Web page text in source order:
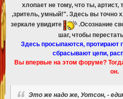
хлопает не тому, что ты,
,зритель, умный!". Здесь вы точно
зеркале увидите
.Осознание
шаг, чтобы
Здесь просыпаются, протирают
сбрасывают цепи,
Вы впервые на этом форуме?
он.
Это же надо же, Уотсон, -